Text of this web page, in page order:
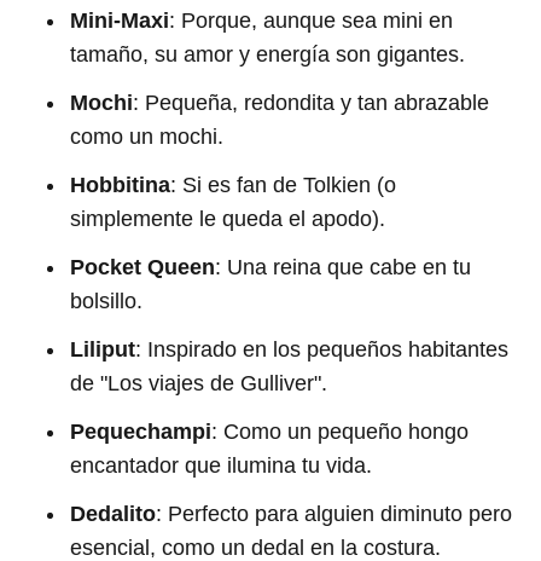
Mini-Maxi: Porque, aunque sea mini en
tamaño, su amor y energía son gigantes.
Mochi: Pequeña, redondita y tan abrazable
como un mochi.
Hobbitina: Si es fan de Tolkien (o
simplemente le queda el apodo).
Pocket Queen: Una reina que cabe en tu
bolsillo.
Liliput: Inspirado en los pequeños habitantes
de "Los viajes de Gulliver".
Pequechampi: Como un pequeño hongo
encantador que ilumina tu vida.
Dedalito: Perfecto para alguien diminuto pero
esencial, como un dedal en la costura.